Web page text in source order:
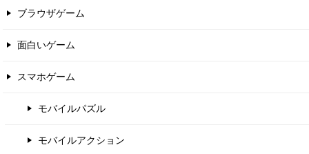
ブラウザゲーム
面白いゲーム
スマホゲーム
モバイルパズル
モバイルアクション